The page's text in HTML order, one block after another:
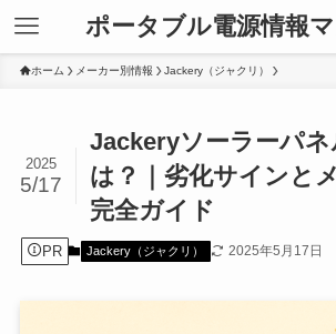
ポータブル電源情報
ホーム メーカー別情報 Jackery（ジャクリ）
Jackeryソーラーパ
は？｜劣化サインと
完全ガイド
2025
5/17
PR Jackery（ジャクリ） 2025年5月17日